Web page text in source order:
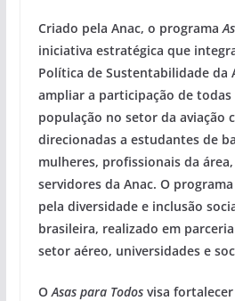
Criado pela Anac, o programa
iniciativa estratégica que
Política de Sustentabilidade da
ampliar a participação de todas
população no setor da aviação
direcionadas a estudantes de
mulheres, profissionais da
servidores da Anac. O
pela diversidade e inclusão
brasileira, realizado em
setor aéreo, universidades e
O Asas para Todos visa